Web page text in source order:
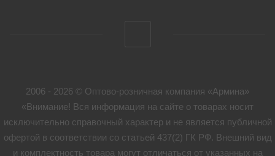
2006 - 2026 © Оптово-розничная компания «Армина»
«Внимание! Вся информация на сайте о товарах носит
исключительно справочный характер и не является публичной
офертой в соответствии со статьей 437(2) ГК РФ. Внешний вид
и комплектность товара могут отличаться от указанных на